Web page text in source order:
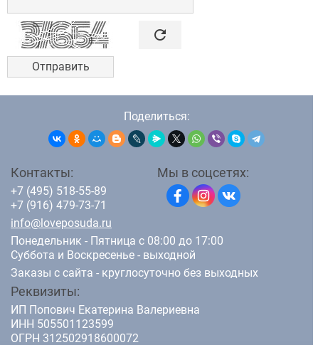
 refresh
Поделиться:
Контакты:
+7 (495) 518-55-89
+7 (916) 479-73-71
info@loveposuda.ru
Понедельник - Пятница с 08:00 до 17:00
Суббота и Воскресенье - выходной
Заказы с сайта - круглосуточно без выходных
Реквизиты:
ИП Попович Екатерина Валериевна
ИНН 505501123599
ОГРН 312502918600072
Мы в соцсетях: